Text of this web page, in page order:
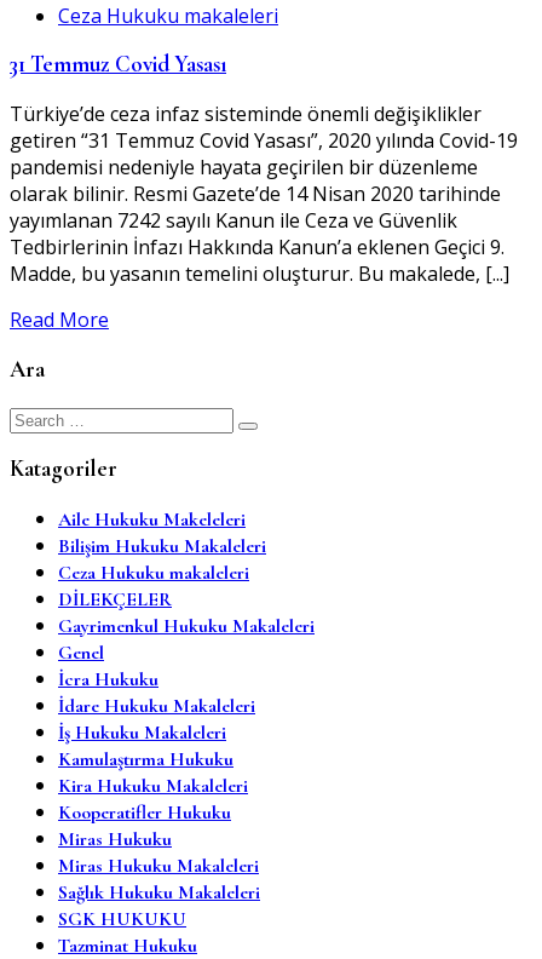
Ceza Hukuku makaleleri
31 Temmuz Covid Yasası
Türkiye’de ceza infaz sisteminde önemli değişiklikler
getiren “31 Temmuz Covid Yasası”, 2020 yılında Covid-19
pandemisi nedeniyle hayata geçirilen bir düzenleme
olarak bilinir. Resmi Gazete’de 14 Nisan 2020 tarihinde
yayımlanan 7242 sayılı Kanun ile Ceza ve Güvenlik
Tedbirlerinin İnfazı Hakkında Kanun’a eklenen Geçici 9.
Madde, bu yasanın temelini oluşturur. Bu makalede, [...]
Read More
Ara
Search
Katagoriler
Aile Hukuku Makeleleri
Bilişim Hukuku Makaleleri
Ceza Hukuku makaleleri
DİLEKÇELER
Gayrimenkul Hukuku Makaleleri
Genel
İcra Hukuku
İdare Hukuku Makaleleri
İş Hukuku Makaleleri
Kamulaştırma Hukuku
Kira Hukuku Makaleleri
Kooperatifler Hukuku
Miras Hukuku
Miras Hukuku Makaleleri
Sağlık Hukuku Makaleleri
SGK HUKUKU
Tazminat Hukuku